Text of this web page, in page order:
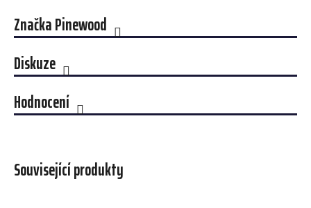
ZnačkaPinewood
Diskuze
Hodnocení
Související produkty